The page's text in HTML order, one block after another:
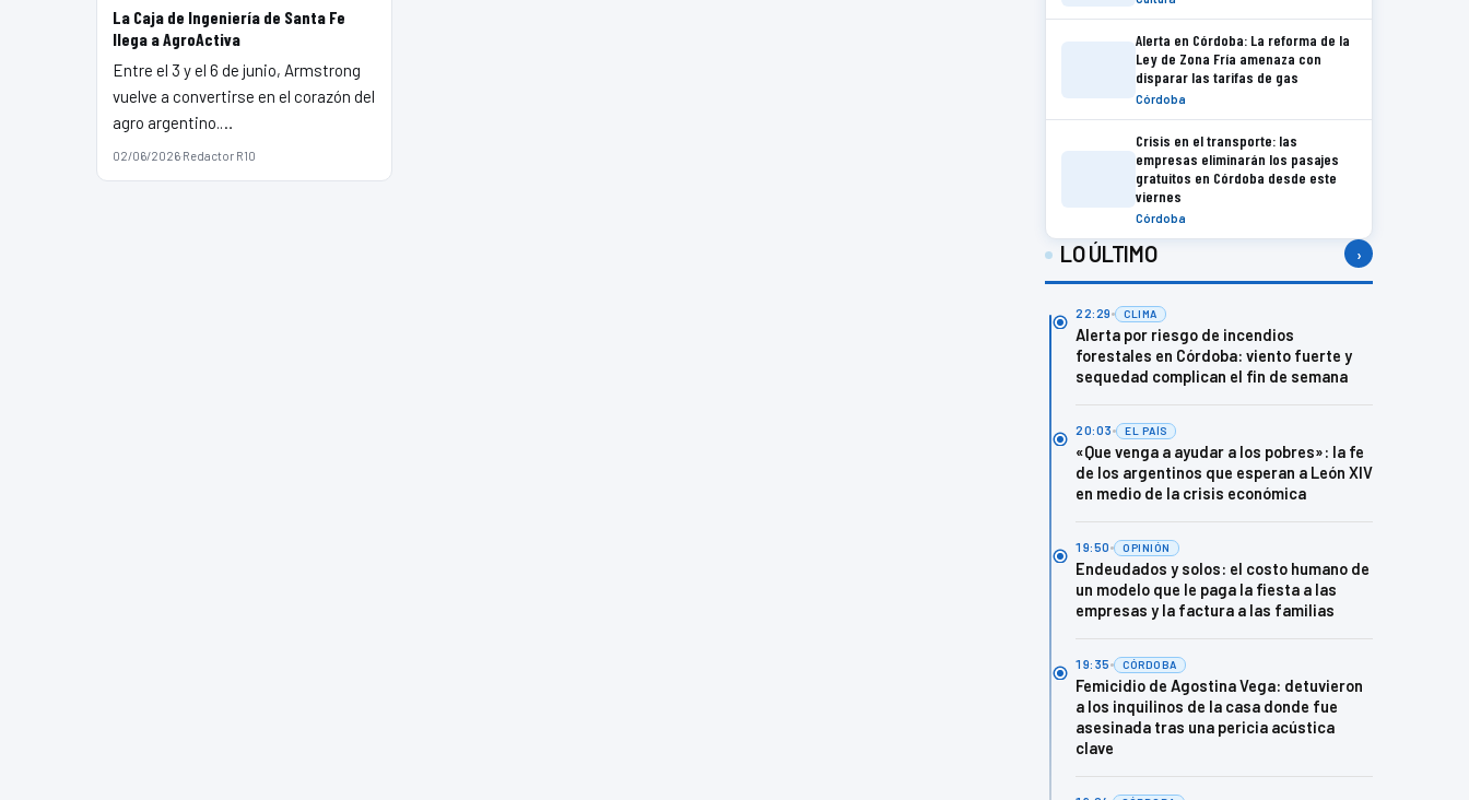
La Caja de Ingeniería de Santa Fe
llega a AgroActiva
Entre el 3 y el 6 de junio, Armstrong
vuelve a convertirse en el corazón del
agro argentino.…
02/06/2026·Redactor R10
Alerta en Córdoba: La reforma de la
Ley de Zona Fría amenaza con
disparar las tarifas de gas
Córdoba
Crisis en el transporte: las
empresas eliminarán los pasajes
gratuitos en Córdoba desde este
viernes
Córdoba
LO ÚLTIMO ›
22:29 CLIMA
Alerta por riesgo de incendios
forestales en Córdoba: viento fuerte y
sequedad complican el fin de semana
20:03 EL PAÍS
«Que venga a ayudar a los pobres»: la fe
de los argentinos que esperan a León XIV
en medio de la crisis económica
19:50 OPINIÓN
Endeudados y solos: el costo humano de
un modelo que le paga la fiesta a las
empresas y la factura a las familias
19:35 CÓRDOBA
Femicidio de Agostina Vega: detuvieron
a los inquilinos de la casa donde fue
asesinada tras una pericia acústica
clave